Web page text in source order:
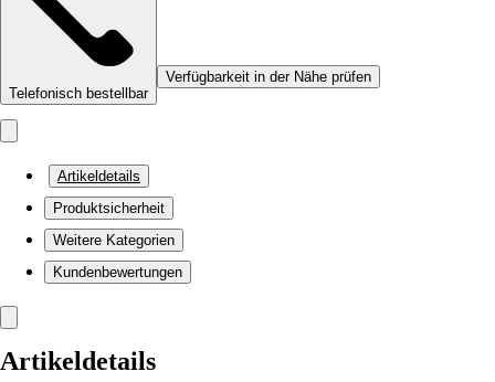
Telefonisch bestellbar
Verfügbarkeit in der Nähe prüfen
Artikeldetails
Produktsicherheit
Weitere Kategorien
Kundenbewertungen
Artikeldetails